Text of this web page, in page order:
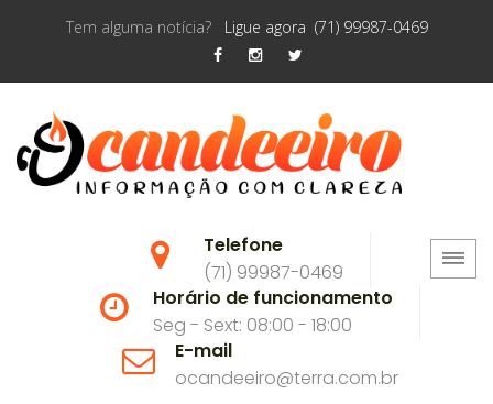
Tem alguma notícia? Ligue agora (71) 99987-0469
Telefone
(71) 99987-0469
Horário de funcionamento
Seg - Sext: 08:00 - 18:00
E-mail
ocandeeiro@terra.com.br